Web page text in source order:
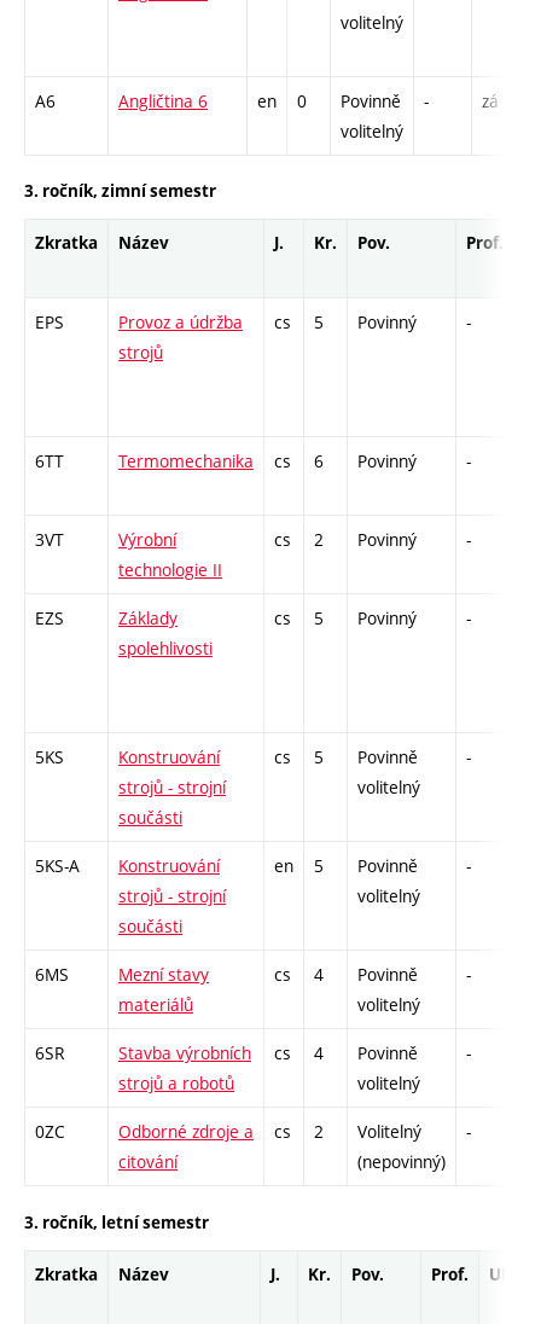
volitelný
A6 Angličtina 6 en 0
Povinně
volitelný
- zá
3. ročník, zimní semestr
Zkratka Název J. Kr. Pov. Prof.
EPS
Provoz a údržba
strojů
cs 5 Povinný -
6TT Termomechanika cs 6 Povinný -
3VT
Výrobní
technologie II
cs 2 Povinný -
EZS
Základy
spolehlivosti
cs 5 Povinný -
5KS
Konstruování
strojů - strojní
součásti
cs 5
Povinně
volitelný
-
5KS-A
Konstruování
strojů - strojní
součásti
en 5
Povinně
volitelný
-
6MS
Mezní stavy
materiálů
cs 4
Povinně
volitelný
-
6SR
Stavba výrobních
strojů a robotů
cs 4
Povinně
volitelný
-
0ZC
Odborné zdroje a
citování
cs 2
Volitelný
(nepovinný)
-
3. ročník, letní semestr
Zkratka Název J. Kr. Pov. Prof. Uk.